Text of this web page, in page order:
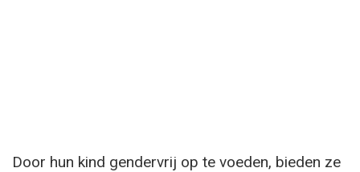
Door hun kind gendervrij op te voeden, bieden ze